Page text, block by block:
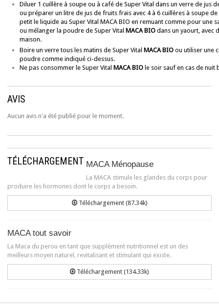
Diluer 1 cuillère à soupe ou à café de Super Vital dans un verre de jus
ou préparer un litre de jus de fruits frais avec 4 à 6 cuillères à soupe
petit le liquide au Super Vital MACA BIO en remuant comme pour une
ou mélanger la poudre de Super Vital MACA BIO dans un yaourt, avec
maison.
Boire un verre tous les matins de Super Vital MACA BIO ou utiliser une
poudre comme indiqué ci-dessus.
Ne pas consommer le Super Vital MACA BIO le soir sauf en cas de nuit
AVIS
Aucun avis n'a été publié pour le moment.
TÉLÉCHARGEMENT MACA Ménopause
La MACA stimule les glandes du corps pour
produire les hormones dont le corps a besoin.
Téléchargement (87.34k)
MACA tout savoir
La Maca du perou en tant que supplément nutritionnel est un des
meilleurs moyen naturel, revitalisant et stimulant qui existe.
Téléchargement (134.33k)